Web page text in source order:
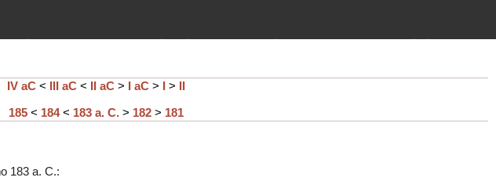
acontecimientos (guerras, gobiernos,
etc.) de la historia de la humanidad desde el
IV aC < III aC < II aC > I aC > I > II
185 < 184< 183 a. C. > 182 > 181
183 a. C.: